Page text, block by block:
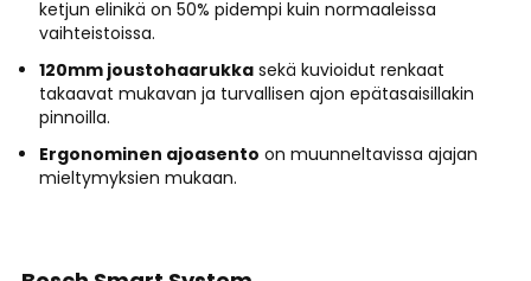
ketjun elinikä on 50% pidempi kuin normaaleissa
vaihteistoissa.
120mm joustohaarukka sekä kuvioidut renkaat
takaavat mukavan ja turvallisen ajon epätasaisillakin
pinnoilla.
Ergonominen ajoasento on muunneltavissa ajajan
mieltymyksien mukaan.